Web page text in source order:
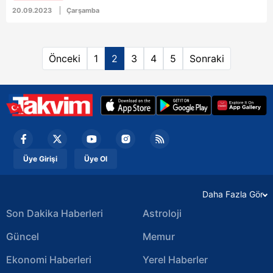
derlediğimiz 20 Eylül TAKVİM gazetesi spor
20.09.2023 Çarşamba
Önceki 1 2 3 4 5 Sonraki
Üye Girişi Üye Ol
Daha Fazla Gör
Son Dakika Haberleri
Güncel
Ekonomi Haberleri
Astroloji
Memur
Yerel Haberler